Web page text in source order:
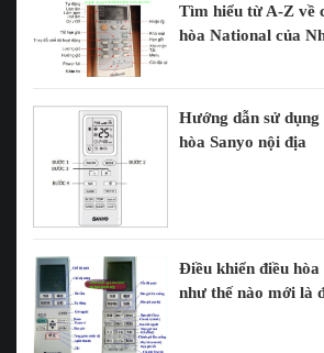
Tìm hiểu từ A-Z về
hòa National của
Hướng dẫn sử dụng
hòa Sanyo nội địa
Điều khiển điều
như thế nào mới là